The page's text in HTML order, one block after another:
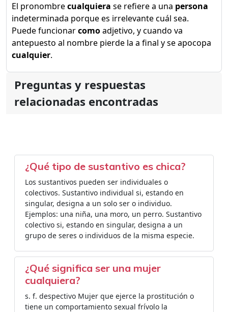
El pronombrecualquiera se refiere a una persona
indeterminada porque es irrelevante cuál sea.
Puede funcionarcomoadjetivo, y cuando va
antepuesto al nombre pierde la a final y se apocopa
cualquier.
Preguntas y respuestas
relacionadas encontradas
¿Qué tipo de sustantivo es chica?
Los sustantivos pueden ser individuales o
colectivos. Sustantivo individual si, estando en
singular, designa a un solo ser o individuo.
Ejemplos: una niña, una moro, un perro. Sustantivo
colectivo si, estando en singular, designa a un
grupo de seres o individuos de la misma especie.
¿Qué significa ser una mujer
cualquiera?
s. f. despectivo Mujer que ejerce la prostitución o
tiene un comportamiento sexual frívolo la